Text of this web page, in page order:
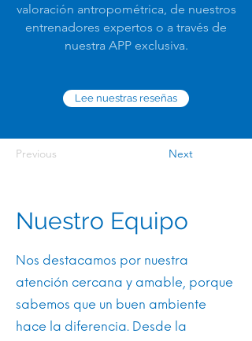
valoración antropométrica, de nuestros
entrenadores expertos o a través de
nuestra APP exclusiva.
Lee nuestras reseñas
Previous Next
Nuestro Equipo
Nos destacamos por nuestra
atención cercana y amable, porque
sabemos que un buen ambiente
hace la diferencia. Desde la